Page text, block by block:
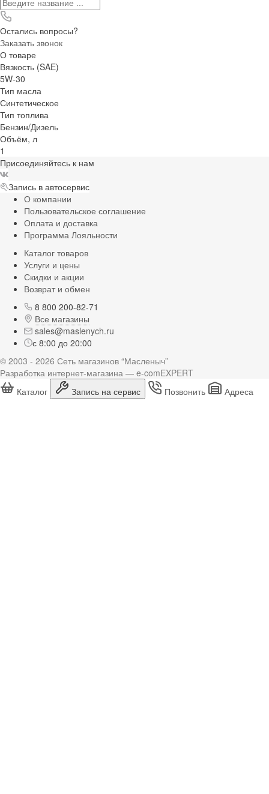
Остались вопросы?
Заказать звонок
О товаре
Вязкость (SAE)
5W-30
Тип масла
Синтетическое
Тип топлива
Бензин/Дизель
Объём, л
1
Присоединяйтесь к нам
Запись в автосервис
О компании
Пользовательское соглашение
Оплата и доставка
Программа Лояльности
Каталог товаров
Услуги и цены
Скидки и акции
Возврат и обмен
8 800 200-82-71
Все магазины
sales@maslenych.ru
с 8:00 до 20:00
© 2003 - 2026 Сеть магазинов “Масленыч”
Разработка интернет-магазина — e-comEXPERT
Каталог
Запись на сервис Позвонить Адреса